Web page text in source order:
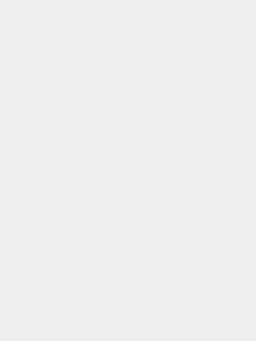
%4.7’ye yükseldi.
olan yıllıklandırılmış 3
ise %39,2'den
göre trend enflasyon
hizmet enflasyonu
bir artış gösterdi.
revizyon ihtimali
çıktı açığının yılın ikinci
ve enflasyon üzerindeki
bekleniyor. Ancak
ayarlamaları ve gıda
bu trendin oluşmasını